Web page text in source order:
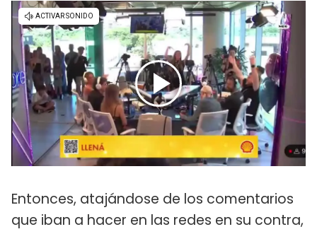
Entonces, atajándose de los comentarios
que iban a hacer en las redes en su contra,